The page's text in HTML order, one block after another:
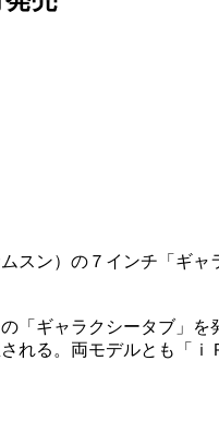
ン）の７インチ「ギ
ギャラクシータブ」
る。両モデルとも「